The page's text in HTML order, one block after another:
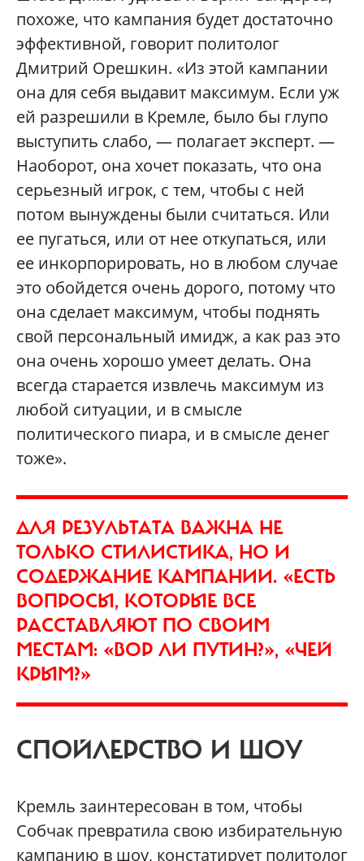
похоже, что кампания будет достаточно
эффективной, говорит политолог
Дмитрий Орешкин. «Из этой кампании
она для себя выдавит максимум. Если уж
ей разрешили в Кремле, было бы глупо
выступить слабо, — полагает эксперт. —
Наоборот, она хочет показать, что она
серьезный игрок, с тем, чтобы с ней
потом вынуждены были считаться. Или
ее пугаться, или от нее откупаться, или
ее инкорпорировать, но в любом случае
это обойдется очень дорого, потому что
она сделает максимум, чтобы поднять
свой персональный имидж, а как раз это
она очень хорошо умеет делать. Она
всегда старается извлечь максимум из
любой ситуации, и в смысле
политического пиара, и в смысле денег
тоже».
ДЛЯ РЕЗУЛЬТАТА ВАЖНА НЕ
ТОЛЬКО СТИЛИСТИКА, НО И
СОДЕРЖАНИЕ КАМПАНИИ. «ЕСТЬ
ВОПРОСЫ, КОТОРЫЕ ВСЕ
РАССТАВЛЯЮТ ПО СВОИМ
МЕСТАМ: «ВОР ЛИ ПУТИН?», «ЧЕЙ
КРЫМ?»
СПОЙЛЕРСТВО И ШОУ
Кремль заинтересован в том, чтобы
Собчак превратила свою избирательную
кампанию в шоу, констатирует политолог